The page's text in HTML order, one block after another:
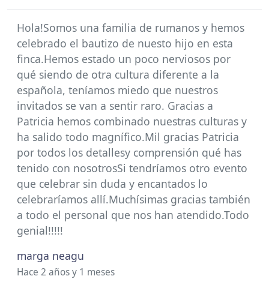
Hola!Somos una familia de rumanos y hemos
celebrado el bautizo de nuesto hijo en esta
finca.Hemos estado un poco nerviosos por
qué siendo de otra cultura diferente a la
española, teníamos miedo que nuestros
invitados se van a sentir raro. Gracias a
Patricia hemos combinado nuestras culturas y
ha salido todo magnífico.Mil gracias Patricia
por todos los detallesy comprensión qué has
tenido con nosotrosSi tendríamos otro evento
que celebrar sin duda y encantados lo
celebraríamos allí.Muchísimas gracias también
a todo el personal que nos han atendido.Todo
genial!!!!!
marga neagu
Hace 2 años y 1 meses